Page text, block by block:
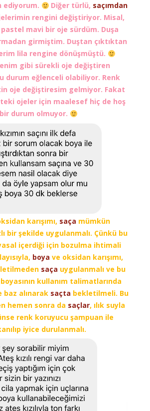
ediyorum.
Diğer türlü, saçımdan
rengini değiştiriyor. Misal,
mavi bir oje sürdüm. Duşa
girmiştim. Duştan çıktıktan
lila rengine dönüşmüştü.
gibi sürekli oje değiştiren
durum eğlenceli olabiliyor. Renk
oje değiştiresim gelmiyor. Fakat
ojeler için maalesef hiç de hoş
bir durum olmuyor.
karışımı, saça mümkün
bir şekilde uygulanmalı. Çünkü bu
içerdiği için bozulma ihtimali
boya ve oksidan karışımı,
saça uygulanmalı ve bu
boyasının kullanım talimatlarında
alınarak saçta bekletilmeli. Bu
hemen sonra da saçlar, ılık suyla
renk koruyucu şampuan ile
iyice durulanmalı.